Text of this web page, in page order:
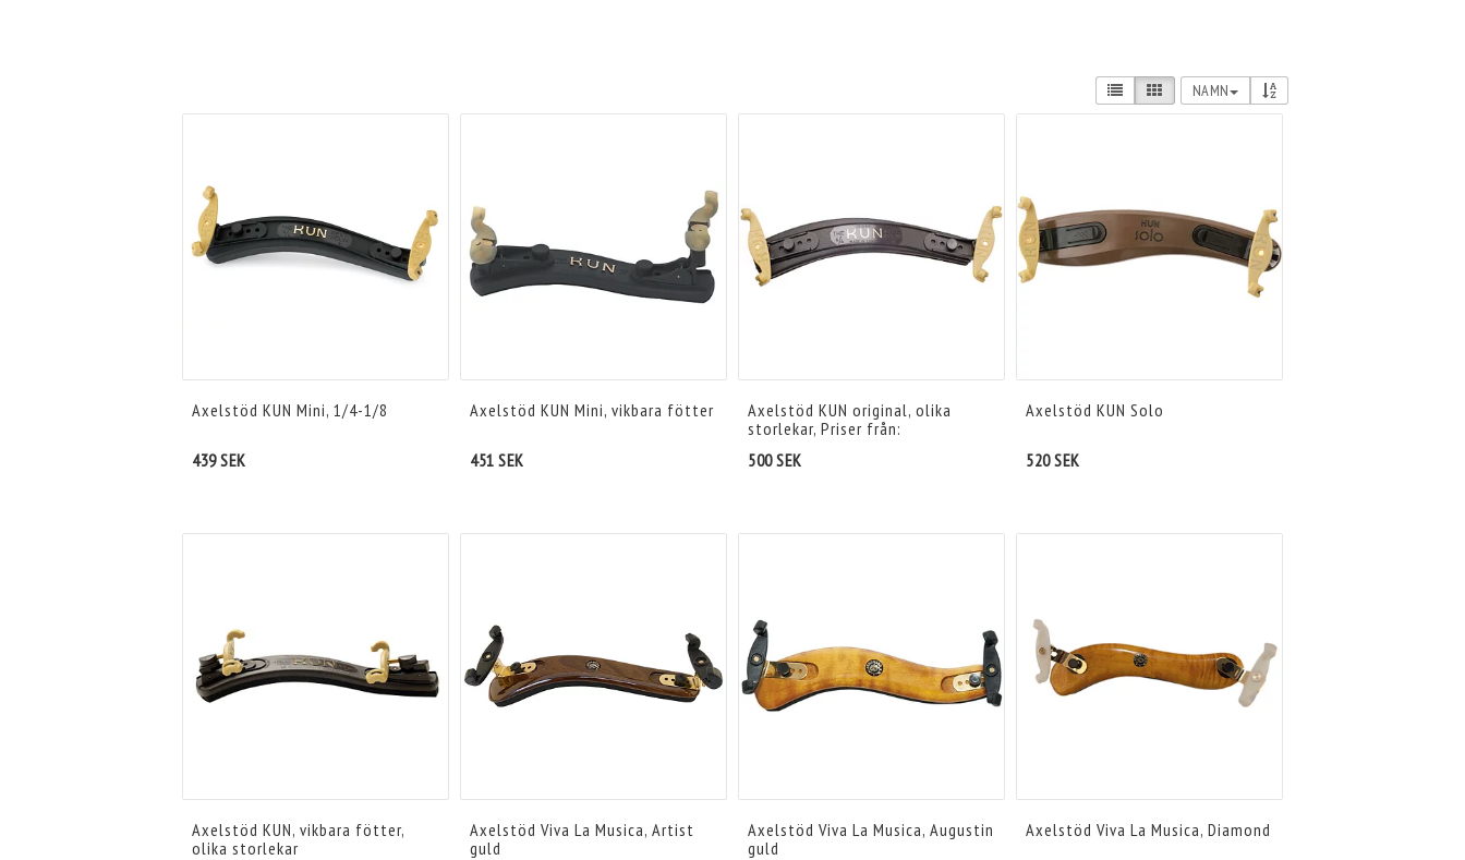
NAMN
Axelstöd KUN Mini, 1/4-1/8
439 SEK
Axelstöd KUN Mini, vikbara fötter
451 SEK
Axelstöd KUN original, olika
storlekar, Priser från:
500 SEK
Axelstöd KUN Solo
520 SEK
Axelstöd KUN, vikbara fötter,
olika storlekar
Axelstöd Viva La Musica, Artist
guld
Axelstöd Viva La Musica, Augustin
guld
Axelstöd Viva La Musica, Diamond